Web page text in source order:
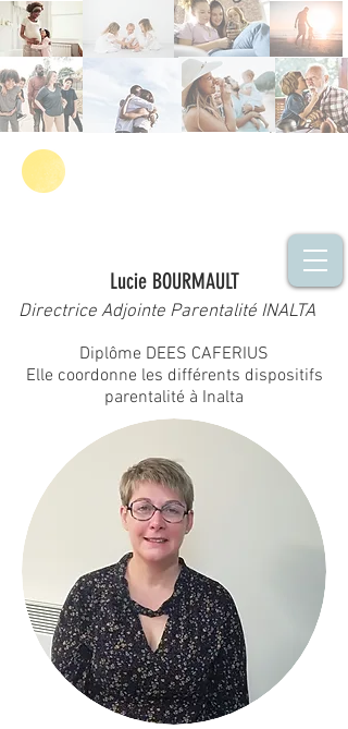
Lucie BOURMAULT
Directrice Adjointe Parentalité INALTA
Diplôme DEES CAFERIUS
Elle coordonne les différents dispositifs
parentalité à Inalta